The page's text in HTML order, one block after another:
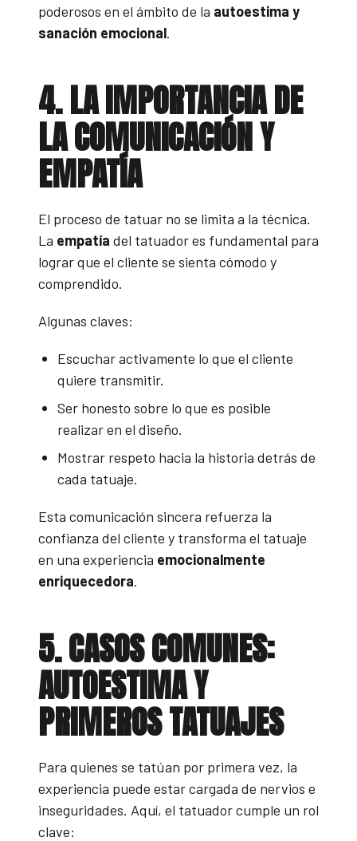
poderosos en el ámbito de la autoestima y
sanación emocional.
4. LA IMPORTANCIA DE
LA COMUNICACIÓN Y
EMPATÍA
El proceso de tatuar no se limita a la técnica.
La empatía del tatuador es fundamental para
lograr que el cliente se sienta cómodo y
comprendido.
Algunas claves:
Escuchar activamente lo que el cliente
quiere transmitir.
Ser honesto sobre lo que es posible
realizar en el diseño.
Mostrar respeto hacia la historia detrás de
cada tatuaje.
Esta comunicación sincera refuerza la
confianza del cliente y transforma el tatuaje
en una experiencia emocionalmente
enriquecedora.
5. CASOS COMUNES:
AUTOESTIMA Y
PRIMEROS TATUAJES
Para quienes se tatúan por primera vez, la
experiencia puede estar cargada de nervios e
inseguridades. Aquí, el tatuador cumple un rol
clave: